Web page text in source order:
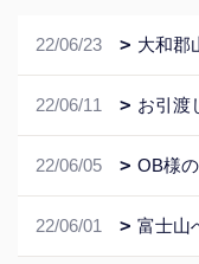
22/06/23 大和郡
22/06/11 お引渡
22/06/05 OB様
22/06/01 富士山